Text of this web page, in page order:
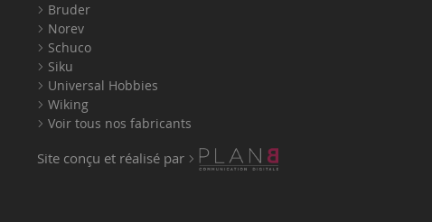
Bruder
Norev
Schuco
Siku
Universal Hobbies
Wiking
Voir tous nos fabricants
Site conçu et réalisé par